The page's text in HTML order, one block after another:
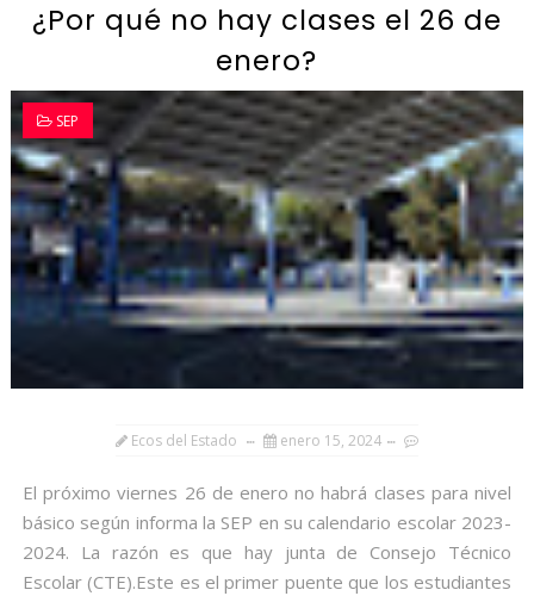
¿Por qué no hay clases el 26 de
enero?
SEP
Ecos del Estado enero 15, 2024
El próximo viernes 26 de enero no habrá clases para nivel
básico según informa la SEP en su calendario escolar 2023-
2024. La razón es que hay junta de Consejo Técnico
Escolar (CTE).Este es el primer puente que los estudiantes